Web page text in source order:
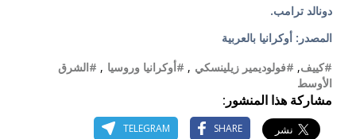
دونالد ترامب.
المصدر: أوكرانيا بالعربية
#كييف, #فولوديمير زيلينسكي , #أوكرانيا وروسيا , #الشرق
الأوسط
مشاركة هذا المنشور:
SHARE
TELEGRAM